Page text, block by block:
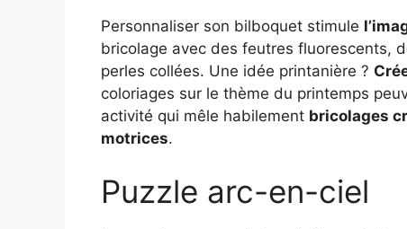
Personnaliser son bilboquet stimule
bricolage avec des feutres fluorescents,
perles collées. Une idée printanière ?
coloriages sur le thème du printemps
activité qui mêle habilement bricolages
motrices.
Puzzle arc-en-ciel